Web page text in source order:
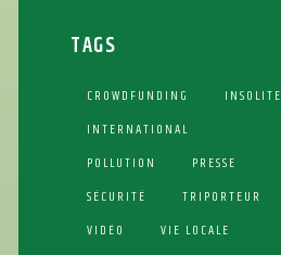
TAGS
CROWDFUNDING
INSOLITE
INTERNATIONAL
POLLUTION
PRESSE
SÉCURITÉ
TRIPORTEUR
VIDÉO
VIE LOCALE